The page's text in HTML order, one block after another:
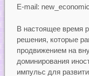
E-mail:
В настоящее время
решения, которые
продвижением на
доминирования
импульс для